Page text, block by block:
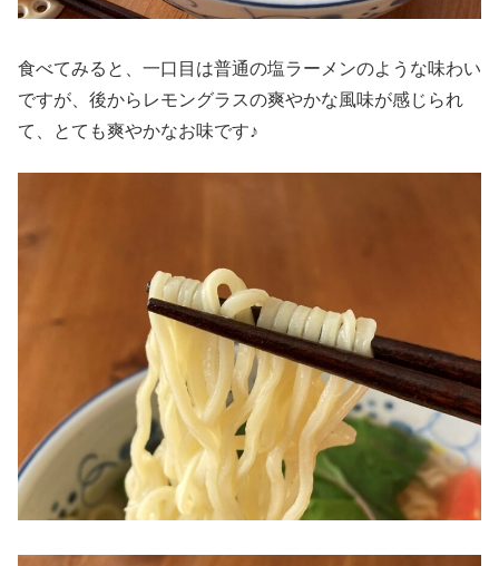
食べてみると、一口目は普通の塩ラーメンのような味わい
ですが、後からレモングラスの爽やかな風味が感じられ
て、とても爽やかなお味です♪